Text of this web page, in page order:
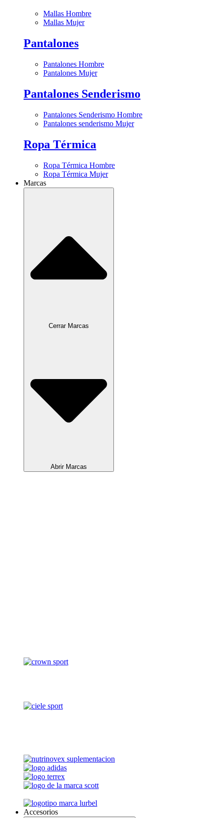
Mallas Hombre
Mallas Mujer
Pantalones
Pantalones Hombre
Pantalones Mujer
Pantalones Senderismo
Pantalones Senderismo Hombre
Pantalones senderismo Mujer
Ropa Térmica
Ropa Térmica Hombre
Ropa Térmica Mujer
Marcas
Cerrar Marcas
Abrir Marcas
Accesorios